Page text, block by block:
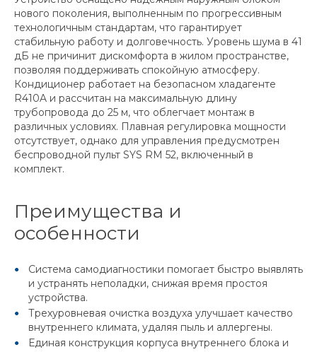
нового поколения, выполненным по прогрессивным
технологичным стандартам, что гарантирует
стабильную работу и долговечность. Уровень шума в 41
дБ не причинит дискомфорта в жилом пространстве,
позволяя поддерживать спокойную атмосферу.
Кондиционер работает на безопасном хладагенте
R410A и рассчитан на максимальную длину
трубопровода до 25 м, что облегчает монтаж в
различных условиях. Плавная регулировка мощности
отсутствует, однако для управления предусмотрен
беспроводной пульт SYS RM 52, включенный в
комплект.
Преимущества и
особенности
Система самодиагностики помогает быстро выявлять
и устранять неполадки, снижая время простоя
устройства.
Трехуровневая очистка воздуха улучшает качество
внутреннего климата, удаляя пыль и аллергены.
Единая конструкция корпуса внутреннего блока и